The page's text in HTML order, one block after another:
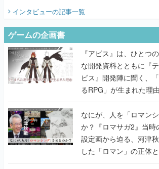
てみた
インタビューの記事一覧
ゲームの企画書
『アビス』は、ひとつ
な開発資料とともに『
ビス』開発陣に聞く、
るRPG」が生まれた理
書】
なにが、人を「ロマン
か？『ロマサガ2』当時
設定画から迫る、河津
した「ロマン」の正体
書】